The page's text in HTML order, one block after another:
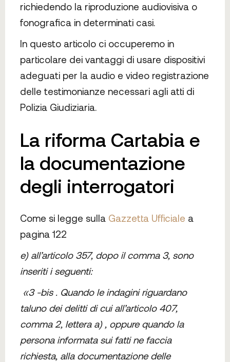
richiedendo la riproduzione audiovisiva o
fonografica in determinati casi.
In questo articolo ci occuperemo in
particolare dei vantaggi di usare dispositivi
adeguati per la audio e video registrazione
delle testimonianze necessari agli atti di
Polizia Giudiziaria.
La riforma Cartabia e
la documentazione
degli interrogatori
Come si legge sulla Gazzetta Ufficiale a
pagina 122
e) all’articolo 357, dopo il comma 3, sono
inseriti i seguenti:
«3 -bis . Quando le indagini riguardano
taluno dei delitti di cui all’articolo 407,
comma 2, lettera a) , oppure quando la
persona informata sui fatti ne faccia
richiesta, alla documentazione delle